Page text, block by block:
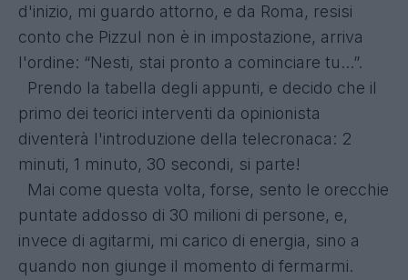
d'inizio, mi guardo attorno, e da Roma, resisi
conto che Pizzul non è in impostazione, arriva
l'ordine: “Nesti, stai pronto a cominciare tu...”.
Prendo la tabella degli appunti, e decido che il
primo dei teorici interventi da opinionista
diventerà l'introduzione della telecronaca: 2
minuti, 1 minuto, 30 secondi, si parte!
Mai come questa volta, forse, sento le orecchie
puntate addosso di 30 milioni di persone, e,
invece di agitarmi, mi carico di energia, sino a
quando non giunge il momento di fermarmi.